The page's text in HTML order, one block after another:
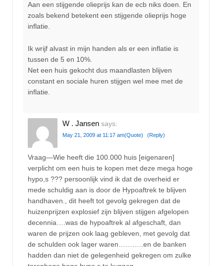
Aan een stijgende olieprijs kan de ecb niks doen. En
zoals bekend betekent een stijgende olieprijs hoge
inflatie.
Ik wrijf alvast in mijn handen als er een inflatie is
tussen de 5 en 10%.
Net een huis gekocht dus maandlasten blijven
constant en sociale huren stijgen wel mee met de
inflatie.
W . Jansen says:
May 21, 2009 at 11:17 am(Quote) (Reply)
Vraag—Wie heeft die 100.000 huis [eigenaren]
verplicht om een huis te kopen met deze mega hoge
hypo,s ??? persoonlijk vind ik dat de overheid er
mede schuldig aan is door de Hypoaftrek te blijven
handhaven., dit heeft tot gevolg gekregen dat de
huizenprijzen explosief zijn blijven stijgen afgelopen
decennia….was de hypoaftrek al afgeschaft, dan
waren de prijzen ook laag gebleven, met gevolg dat
de schulden ook lager waren………..en de banken
hadden dan niet de gelegenheid gekregen om zulke